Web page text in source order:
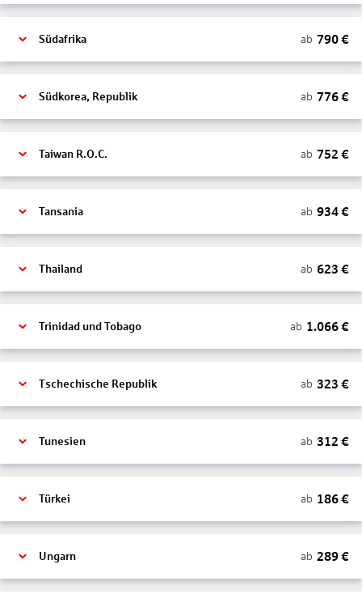
Südafrika ab 790€
Südkorea, Republik ab 776€
Taiwan R.O.C. ab 752 €
Tansania ab 934€
Thailand ab 623 €
Trinidad und Tobago ab 1.066€
Tschechische Republik ab 323 €
Tunesien ab 312 €
Türkei ab 186€
Ungarn ab 289€